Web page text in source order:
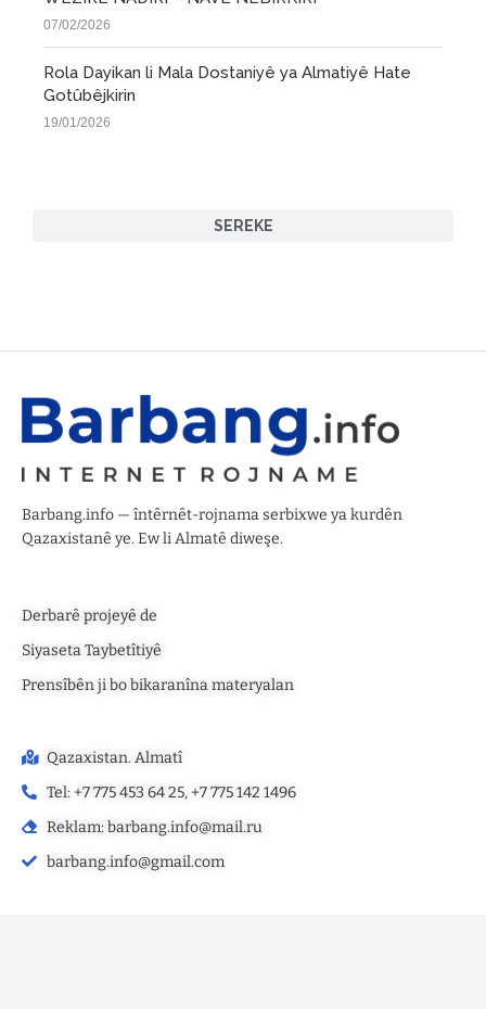
SEREKE
07/02/2026
Rola Dayikan li Mala Dostaniyê ya Almatiyê Hate
Gotûbêjkirin
19/01/2026
Barbang.info — întêrnêt-rojnama serbixwe ya kurdên
Qazaxistanê ye. Ew li Almatê diweşe.
Derbarê projeyê de
Siyaseta Taybetîtiyê
Prensîbên ji bo bikaranîna materyalan
Qazaxistan. Almatî
Tel: +7 775 453 64 25, +7 775 142 1496‬
Reklam: barbang.info@mail.ru
barbang.info@gmail.com